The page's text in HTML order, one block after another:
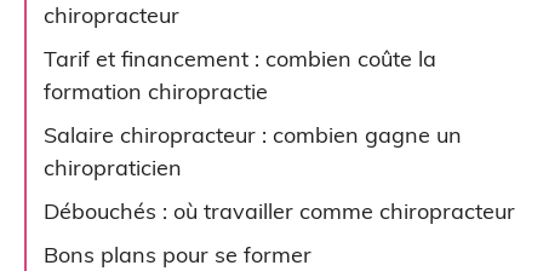
chiropracteur
Tarif et financement : combien coûte la
formation chiropractie
Salaire chiropracteur : combien gagne un
chiropraticien
Débouchés : où travailler comme chiropracteur
Bons plans pour se former